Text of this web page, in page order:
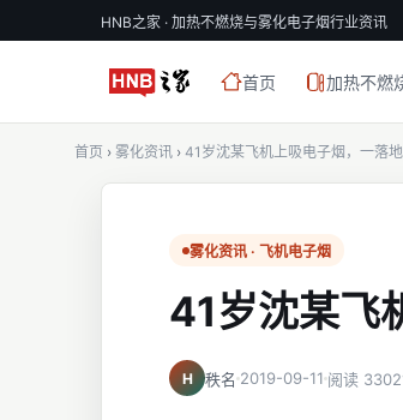
HNB之家 · 加热不燃烧与雾化电子烟行业资讯
首页 加热不燃
首页 › 雾化资讯 › 41岁沈某飞机上吸电子烟，一落地
雾化资讯 · 飞机电子烟
41岁沈某飞
H 秩名 2019-09-11 阅读